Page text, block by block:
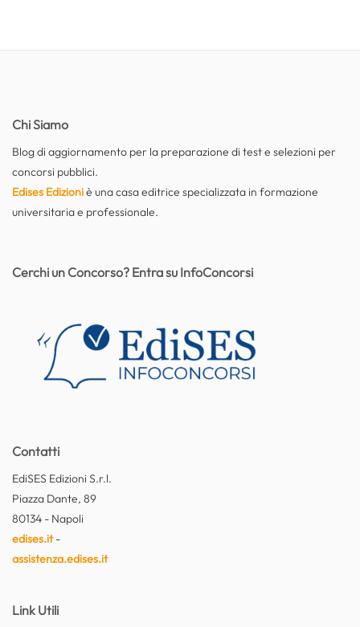
Chi Siamo
Blog di aggiornamento per la preparazione di test e selezioni per
concorsi pubblici.
Edises Edizioniè una casa editrice specializzata in formazione
universitaria e professionale.
Contatti
EdiSES Edizioni S.r.l.
Piazza Dante, 89
80134 - Napoli
edises.it-
assistenza.edises.it
Link Utili
Cerchi un Concorso? Entra su InfoConcorsi